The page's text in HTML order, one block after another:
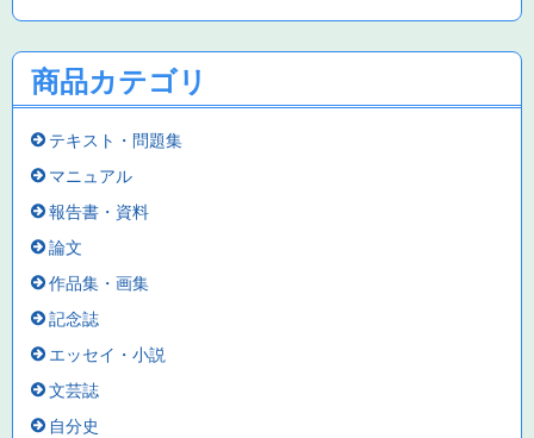
商品カテゴリ
テキスト・問題集
マニュアル
報告書・資料
論文
作品集・画集
記念誌
エッセイ・小説
文芸誌
自分史